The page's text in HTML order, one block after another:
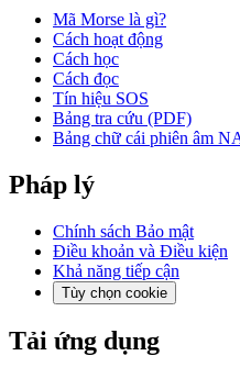
Mã Morse là gì?
Cách hoạt động
Cách học
Cách đọc
Tín hiệu SOS
Bảng tra cứu (PDF)
Bảng chữ cái phiên âm
Pháp lý
Chính sách Bảo mật
Điều khoản và Điều kiện
Khả năng tiếp cận
Tùy chọn cookie
Tải ứng dụng